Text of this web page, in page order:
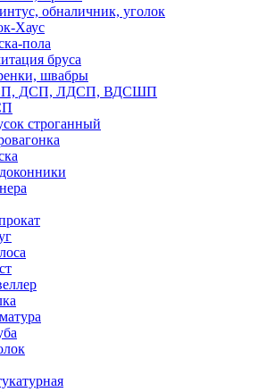
обналичник, уголок
Хаус
пола
бруса
швабры
ДСП, ЛДСП, ВДСШП
строганный